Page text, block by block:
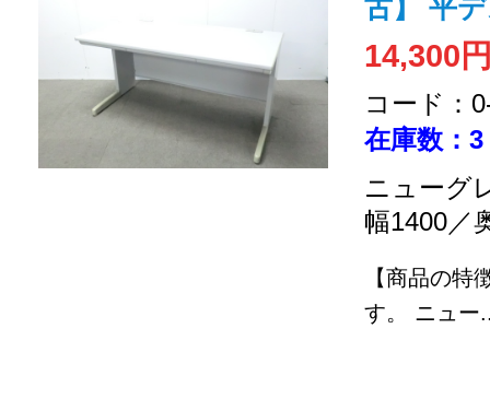
古】 平
14,300
コード：
在庫数：3
ニューグ
幅1400／
【商品の特
す。
ニュー